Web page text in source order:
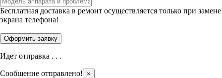
Бесплатная доставка в ремонт осуществляется только при замене
экрана телефона!
Идет отправка . . .
Сообщение отправлено! ×